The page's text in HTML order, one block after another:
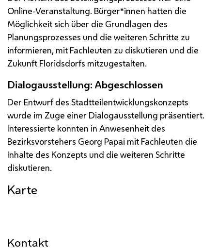
Online-Veranstaltung. Bürger*innen hatten die
Möglichkeit sich über die Grundlagen des
Planungsprozesses und die weiteren Schritte zu
informieren, mit Fachleuten zu diskutieren und die
Zukunft Floridsdorfs mitzugestalten.
Dialogausstellung: Abgeschlossen
Der Entwurf des Stadtteilentwicklungskonzepts
wurde im Zuge einer Dialogausstellung präsentiert.
Interessierte konnten in Anwesenheit des
Bezirksvorstehers Georg Papai mit Fachleuten die
Inhalte des Konzepts und die weiteren Schritte
diskutieren.
Karte
Kontakt